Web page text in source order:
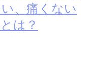
、痛くない
は？